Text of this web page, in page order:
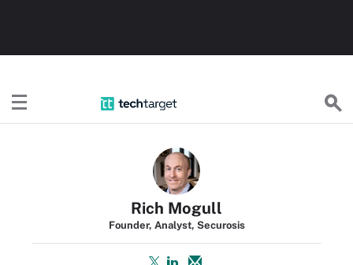
Rich Mogull
Founder, Analyst, Securosis